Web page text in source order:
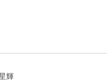
輝